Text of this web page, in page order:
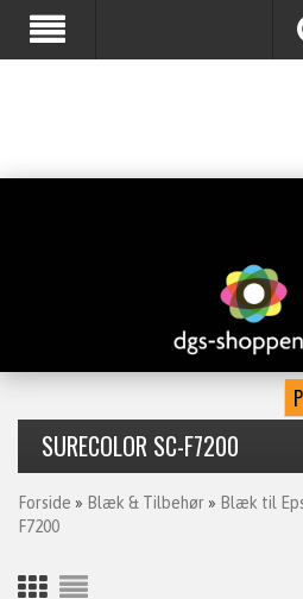
SURECOLOR SC-F7200
Forside » Blæk & Tilbehør » Blæk til
F7200